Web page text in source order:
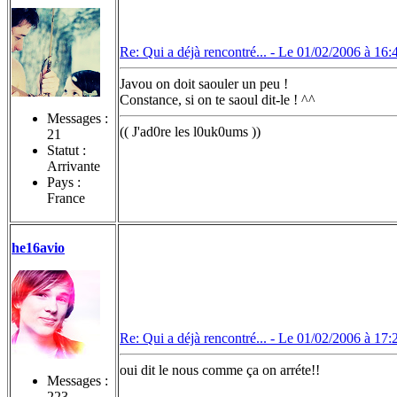
Messages :
21
Statut :
Arrivante
Pays :
France
Re: Qui a déjà rencontré... - Le 01/02/2006 à
Javou on doit saouler un peu !
Constance, si on te saoul dit-le ! ^^
(( J'ad0re les l0uk0ums ))
he16avio
Messages :
Re: Qui a déjà rencontré... - Le 01/02/2006 à
oui dit le nous comme ça on arréte!!